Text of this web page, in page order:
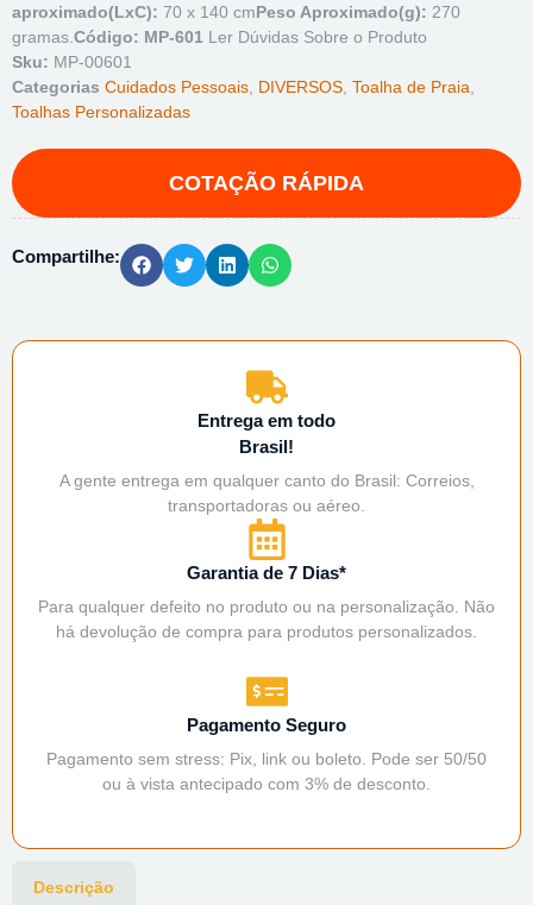
aproximado(LxC): 70 x 140 cmPeso Aproximado(g): 270
gramas. Código: MP-601 Ler Dúvidas Sobre o Produto
Sku: MP-00601
Categorias Cuidados Pessoais DIVERSOS Toalha de Praia
Toalhas Personalizadas
Compartilhe:
Entrega em todo
Brasil!
A gente entrega em qualquer canto do Brasil: Correios,
transportadoras ou aéreo.
Garantia de 7 Dias*
Para qualquer defeito no produto ou na personalização. Não
há devolução de compra para produtos personalizados.
Pagamento Seguro
Pagamento sem stress: Pix, link ou boleto. Pode ser 50/50
ou à vista antecipado com 3% de desconto.
Descrição